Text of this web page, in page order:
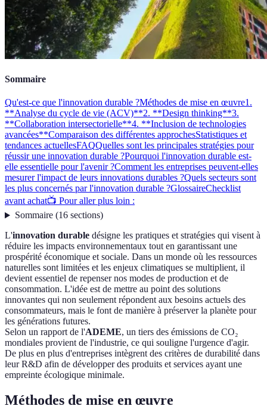
Sommaire
Qu'est-ce que l'innovation durable ?Méthodes de mise en œuvre1.
**Analyse du cycle de vie (ACV)**2. **Design thinking**3.
**Collaboration intersectorielle**4. **Inclusion de technologies
avancées**Comparaison des différentes approchesStatistiques et
tendances actuellesFAQQuelles sont les principales stratégies pour
réussir une innovation durable ?Pourquoi l'innovation durable est-
elle essentielle pour l'avenir ?Comment les entreprises peuvent-elles
mesurer l'impact de leurs innovations durables ?Quels secteurs sont
les plus concernés par l'innovation durable ?GlossaireChecklist
avant achat📺 Pour aller plus loin :
Sommaire(16 sections)
L'innovation durable désigne les pratiques et stratégies qui visent à
réduire les impacts environnementaux tout en garantissant une
prospérité économique et sociale. Dans un monde où les ressources
naturelles sont limitées et les enjeux climatiques se multiplient, il
devient essentiel de repenser nos modes de production et de
consommation. L'idée est de mettre au point des solutions
innovantes qui non seulement répondent aux besoins actuels des
consommateurs, mais le font de manière à préserver la planète pour
les générations futures.
Selon un rapport de l'ADEME, un tiers des émissions de CO₂
mondiales provient de l'industrie, ce qui souligne l'urgence d'agir.
De plus en plus d'entreprises intègrent des critères de durabilité dans
leur R&D afin de développer des produits et services ayant une
empreinte écologique minimale.
Méthodes de mise en œuvre